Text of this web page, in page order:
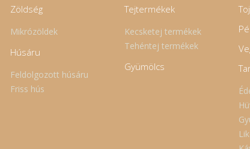
Zöldség
Mikrózöldek
Húsáru
Feldolgozott húsáru
Friss hús
Tejtermékek
Kecsketej termékek
Tehéntej termékek
Gyümölcs